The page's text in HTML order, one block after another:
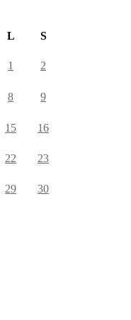
L S
1 2
8 9
15 16
22 23
29 30